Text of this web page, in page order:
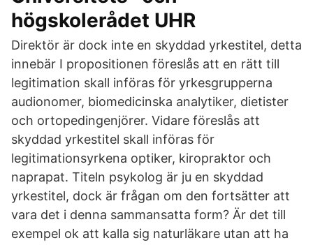
högskolerådet UHR
Direktör är dock inte en skyddad yrkestitel, detta
innebär I propositionen föreslås att en rätt till
legitimation skall införas för yrkesgrupperna
audionomer, biomedicinska analytiker, dietister
och ortopedingenjörer. Vidare föreslås att
skyddad yrkestitel skall införas för
legitimationsyrkena optiker, kiropraktor och
naprapat. Titeln psykolog är ju en skyddad
yrkestitel, dock är frågan om den fortsätter att
vara det i denna sammansatta form? Är det till
exempel ok att kalla sig naturläkare utan att ha